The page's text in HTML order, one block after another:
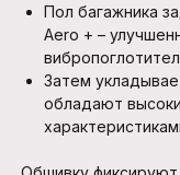
Пол багажника
Aero + –
Затем
обладают